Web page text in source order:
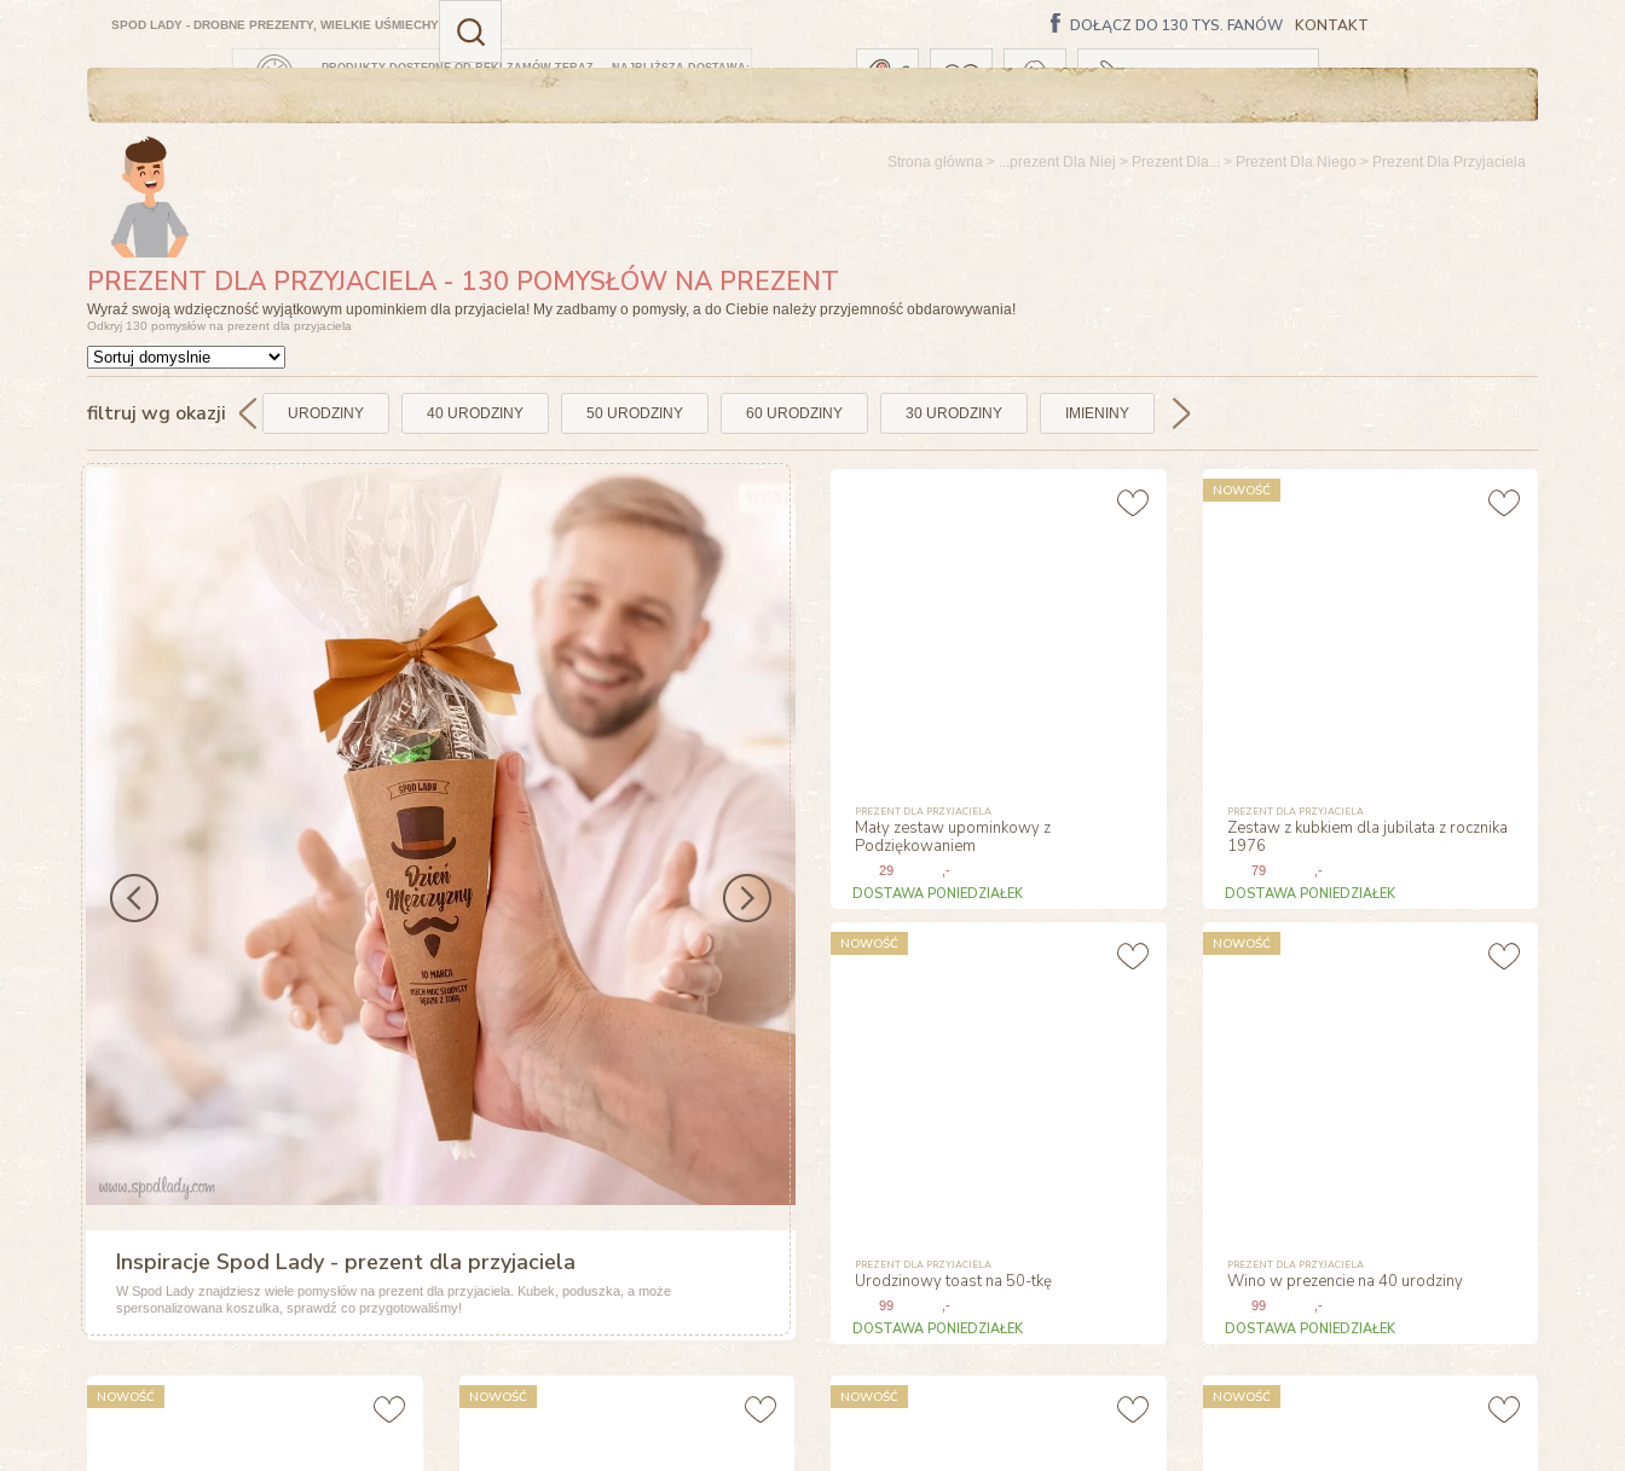
PRODUKTY DOSTĘPNE OD RĘKI ZAMÓW TERAZ — NAJBLIŻSZA DOSTAWA:
DOŁĄCZ DO 130 TYS. FANÓW KONTAKT
SPOD LADY - DROBNE PREZENTY, WIELKIE UŚMIECHY
Koszyk pusty
PREZENT DLA PRZYJACIELA - 130 POMYSŁÓW NA PREZENT
Strona główna > ...prezent Dla Niej > Prezent Dla... > Prezent Dla Niego > Prezent Dla Przyjaciela
Wyraź swoją wdzięczność wyjątkowym upominkiem dla przyjaciela! My zadbamy o pomysły, a do Ciebie należy przyjemność obdarowywania!
Odkryj 130 pomysłów na prezent dla przyjaciela
filtruj wg okazji URODZINY 40 URODZINY 50 URODZINY 60 URODZINY 30 URODZINY IMIENINY
Inspiracje Spod Lady - prezent dla przyjaciela
W Spod Lady znajdziesz wiele pomysłów na prezent dla przyjaciela. Kubek, poduszka, a może
spersonalizowana koszulka, sprawdź co przygotowaliśmy!
PREZENT DLA PRZYJACIELA
Mały zestaw upominkowy z
Podziękowaniem
29 ,-
DOSTAWA PONIEDZIAŁEK
PREZENT DLA PRZYJACIELA
Zestaw z kubkiem dla jubilata z rocznika
1976
79 ,-
DOSTAWA PONIEDZIAŁEK
NOWOŚĆ
PREZENT DLA PRZYJACIELA
Urodzinowy toast na 50-tkę
99 ,-
DOSTAWA PONIEDZIAŁEK
NOWOŚĆ
PREZENT DLA PRZYJACIELA
Wino w prezencie na 40 urodziny
99 ,-
DOSTAWA PONIEDZIAŁEK
NOWOŚĆ
NOWOŚĆ NOWOŚĆ NOWOŚĆ NOWOŚĆ